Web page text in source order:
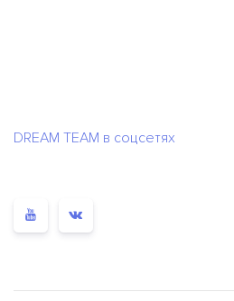
DREAM TEAM в соцсетях